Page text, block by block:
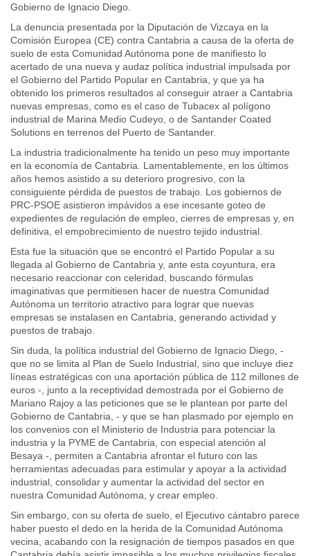
Gobierno de Ignacio Diego.
La denuncia presentada por la Diputación de Vizcaya en la
Comisión Europea (CE) contra Cantabria a causa de la oferta de
suelo de esta Comunidad Autónoma pone de manifiesto lo
acertado de una nueva y audaz política industrial impulsada por
el Gobierno del Partido Popular en Cantabria, y que ya ha
obtenido los primeros resultados al conseguir atraer a Cantabria
nuevas empresas, como es el caso de Tubacex al polígono
industrial de Marina Medio Cudeyo, o de Santander Coated
Solutions en terrenos del Puerto de Santander.
La industria tradicionalmente ha tenido un peso muy importante
en la economía de Cantabria. Lamentablemente, en los últimos
años hemos asistido a su deterioro progresivo, con la
consiguiente pérdida de puestos de trabajo. Los gobiernos de
PRC-PSOE asistieron impávidos a ese incesante goteo de
expedientes de regulación de empleo, cierres de empresas y, en
definitiva, el empobrecimiento de nuestro tejido industrial.
Esta fue la situación que se encontró el Partido Popular a su
llegada al Gobierno de Cantabria y, ante esta coyuntura, era
necesario reaccionar con celeridad, buscando fórmulas
imaginativas que permitiesen hacer de nuestra Comunidad
Autónoma un territorio atractivo para lograr que nuevas
empresas se instalasen en Cantabria, generando actividad y
puestos de trabajo.
Sin duda, la política industrial del Gobierno de Ignacio Diego, -
que no se limita al Plan de Suelo Industrial, sino que incluye diez
líneas estratégicas con una aportación pública de 112 millones de
euros -, junto a la receptividad demostrada por el Gobierno de
Mariano Rajoy a las peticiones que se le plantean por parte del
Gobierno de Cantabria, - y que se han plasmado por ejemplo en
los convenios con el Ministerio de Industria para potenciar la
industria y la PYME de Cantabria, con especial atención al
Besaya -, permiten a Cantabria afrontar el futuro con las
herramientas adecuadas para estimular y apoyar a la actividad
industrial, consolidar y aumentar la actividad del sector en
nuestra Comunidad Autónoma, y crear empleo.
Sin embargo, con su oferta de suelo, el Ejecutivo cántabro parece
haber puesto el dedo en la herida de la Comunidad Autónoma
vecina, acabando con la resignación de tiempos pasados en que